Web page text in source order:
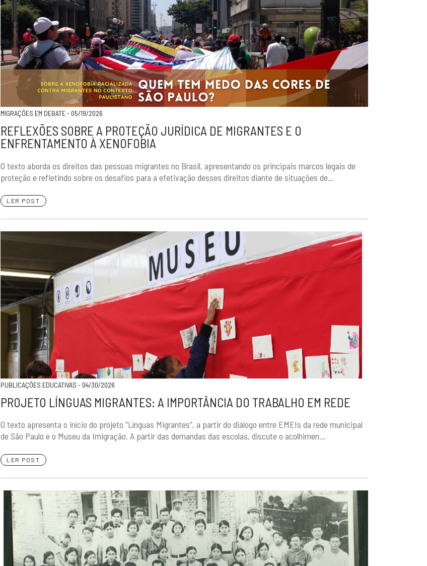
MIGRAÇÕES EM DEBATE - 05/19/2026
REFLEXÕES SOBRE A PROTEÇÃO JURÍDICA DE MIGRANTES E O
ENFRENTAMENTO À XENOFOBIA
O texto aborda os direitos das pessoas migrantes no Brasil, apresentando os principais marcos legais de
proteção e refletindo sobre os desafios para a efetivação desses direitos diante de situações de...
LER POST
PUBLICAÇÕES EDUCATIVAS - 04/30/2026
PROJETO LÍNGUAS MIGRANTES: A IMPORTÂNCIA DO TRABALHO EM REDE
O texto apresenta o início do projeto “Línguas Migrantes”, a partir do diálogo entre EMEIs da rede municipal
de São Paulo e o Museu da Imigração. A partir das demandas das escolas, discute o acolhimen...
LER POST